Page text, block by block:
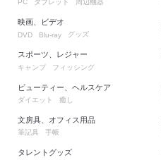
PC タブレット 周辺機器
映画、ビデオ
DVD Blu-ray グッズ
スポーツ、レジャー
キャンプ フィッシング
ビューティー、ヘルスケア
ダイエット 癒し
文房具、オフィス用品
筆記具 手帳
タレントグッズ